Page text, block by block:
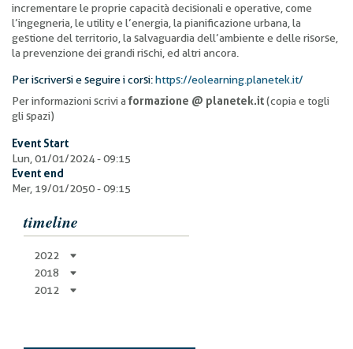
incrementare le proprie capacità decisionali e operative, come
l’ingegneria, le utility e l’energia, la pianificazione urbana, la
gestione del territorio, la salvaguardia dell’ambiente e delle risorse,
la prevenzione dei grandi rischi, ed altri ancora.
Per iscriversi e seguire i corsi:https://eolearning.planetek.it/
Per informazioni scrivi aformazione @ planetek.it(copia e togli
gli spazi)
Event Start
Lun, 01/01/2024 - 09:15
Event end
Mer, 19/01/2050 - 09:15
timeline
2022
2018
2012